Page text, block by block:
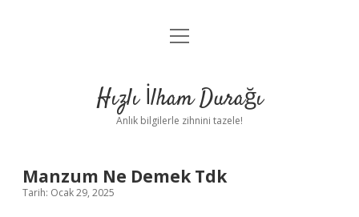
Anasayfa
Yasal Uyarı
menüyü
Hızlı İlham Durağı
Anlık bilgilerle zihnini tazele!
Manzum Ne Demek Tdk
Tarih: Ocak 29, 2025